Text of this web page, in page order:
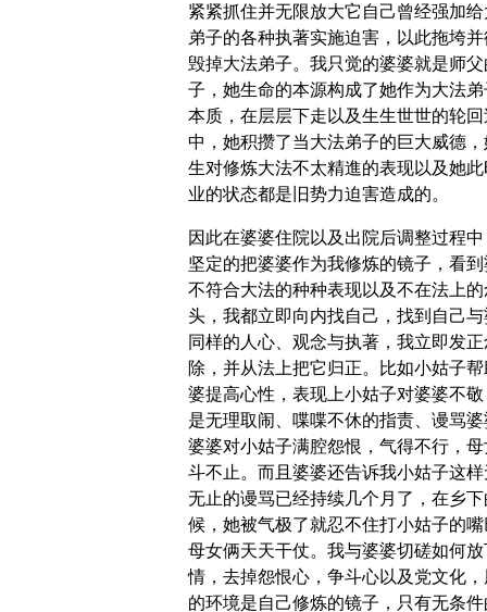
紧紧抓住并无限放大它自己曾经强加给
弟子的各种执著实施迫害，以此拖垮
毁掉大法弟子。我只觉的婆婆就是师父
子，她生命的本源构成了她作为大法弟
本质，在层层下走以及生生世世的轮回
中，她积攒了当大法弟子的巨大威德，
生对修炼大法不太精進的表现以及她此
业的状态都是旧势力迫害造成的。
因此在婆婆住院以及出院后调整过程
坚定的把婆婆作为我修炼的镜子，看到
不符合大法的种种表现以及不在法上的
头，我都立即向内找自己，找到自己与
同样的人心、观念与执著，我立即发
除，并从法上把它归正。比如小姑子
婆提高心性，表现上小姑子对婆婆不敬
是无理取闹、喋喋不休的指责、谩骂婆
婆婆对小姑子满腔怨恨，气得不行，母
斗不止。而且婆婆还告诉我小姑子这样
无止的谩骂已经持续几个月了，在乡下
候，她被气极了就忍不住打小姑子的嘴
母女俩天天干仗。我与婆婆切磋如何放
情，去掉怨恨心，争斗心以及党文化，
的环境是自己修炼的镜子，只有无条件